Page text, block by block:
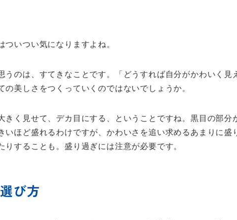
ついつい気になりますよね。
うのは、すてきなことです。「どうすれば自分がかわいく見
美しさをつくっていくのではないでしょうか。
きく見せて、デカ目にする、ということですね。黒目の部分
ほど盛れるわけですが、かわいさを追い求めるあまりに盛
することも。盛り過ぎには注意が必要です。
び方